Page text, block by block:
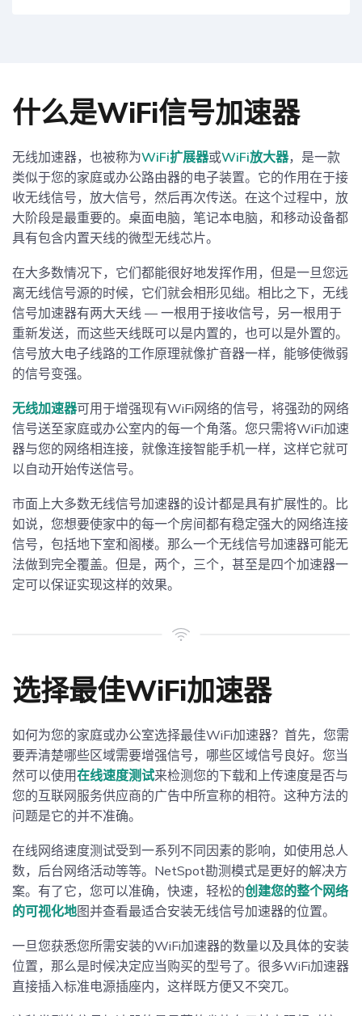
什么是WiFi信号加速器
无线加速器，也被称为WiFi扩展器或WiFi放大器，是一款
类似于您的家庭或办公路由器的电子装置。它的作用在于接
收无线信号，放大信号，然后再次传送。在这个过程中，放
大阶段是最重要的。桌面电脑，笔记本电脑，和移动设备都
具有包含内置天线的微型无线芯片。
在大多数情况下，它们都能很好地发挥作用，但是一旦您远
离无线信号源的时候，它们就会相形见绌。相比之下，无线
信号加速器有两大天线 — 一根用于接收信号，另一根用于
重新发送，而这些天线既可以是内置的，也可以是外置的。
信号放大电子线路的工作原理就像扩音器一样，能够使微弱
的信号变强。
无线加速器可用于增强现有WiFi网络的信号，将强劲的网络
信号送至家庭或办公室内的每一个角落。您只需将WiFi加速
器与您的网络相连接，就像连接智能手机一样，这样它就可
以自动开始传送信号。
市面上大多数无线信号加速器的设计都是具有扩展性的。比
如说，您想要使家中的每一个房间都有稳定强大的网络连接
信号，包括地下室和阁楼。那么一个无线信号加速器可能无
法做到完全覆盖。但是，两个，三个，甚至是四个加速器一
定可以保证实现这样的效果。
选择最佳WiFi加速器
如何为您的家庭或办公室选择最佳WiFi加速器？首先，您需
要弄清楚哪些区域需要增强信号，哪些区域信号良好。您当
然可以使用在线速度测试来检测您的下载和上传速度是否与
您的互联网服务供应商的广告中所宣称的相符。这种方法的
问题是它的并不准确。
在线网络速度测试受到一系列不同因素的影响，如使用总人
数，后台网络活动等等。NetSpot勘测模式是更好的解决方
案。有了它，您可以准确，快速，轻松的创建您的整个网络
的可视化地图并查看最适合安装无线信号加速器的位置。
一旦您获悉您所需安装的WiFi加速器的数量以及具体的安装
位置，那么是时候决定应当购买的型号了。很多WiFi加速器
直接插入标准电源插座内，这样既方便又不突兀。